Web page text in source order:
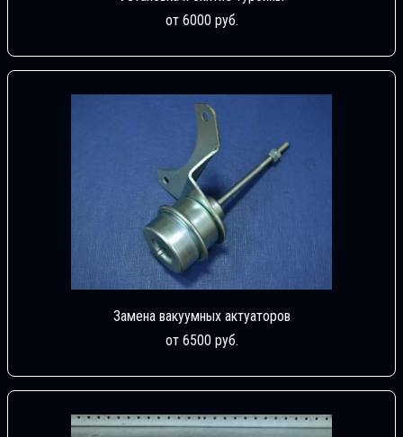
от 6000 руб.
Замена вакуумных актуаторов
от 6500 руб.